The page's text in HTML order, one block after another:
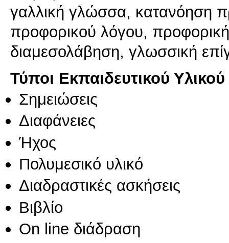
γαλλική γλώσσα, κατανόηση
προφορικού λόγου,
διαμεσολάβηση, γλωσσική
Τύποι Εκπαιδευτικού Υλικού
Σημειώσεις
Διαφάνειες
Ήχος
Πολυμεσικό υλικό
Διαδραστικές ασκήσεις
Βιβλίο
On line διάδραση